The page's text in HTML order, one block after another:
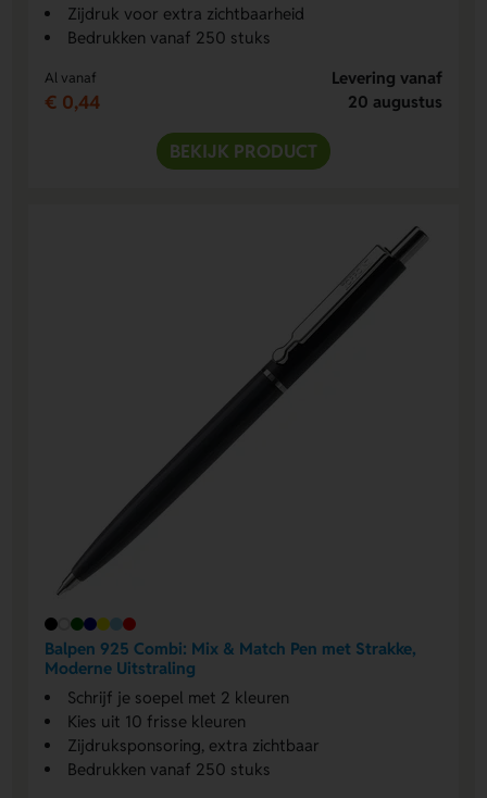
Zijdruk voor extra zichtbaarheid
Bedrukken vanaf 250 stuks
Al vanaf
€ 0,44
Levering vanaf
20 augustus
BEKIJK PRODUCT
Balpen 925 Combi: Mix & Match Pen met Strakke,
Moderne Uitstraling
Schrijf je soepel met 2 kleuren
Kies uit 10 frisse kleuren
Zijdruksponsoring, extra zichtbaar
Bedrukken vanaf 250 stuks